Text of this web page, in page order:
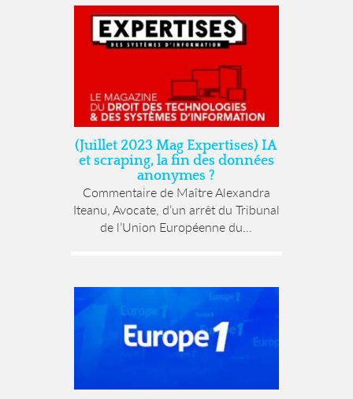
(Juillet 2023 Mag Expertises) IA
et scraping, la fin des données
anonymes ?
Commentaire de Maître Alexandra
Iteanu, Avocate, d’un arrêt du Tribunal
de l’Union Européenne du...